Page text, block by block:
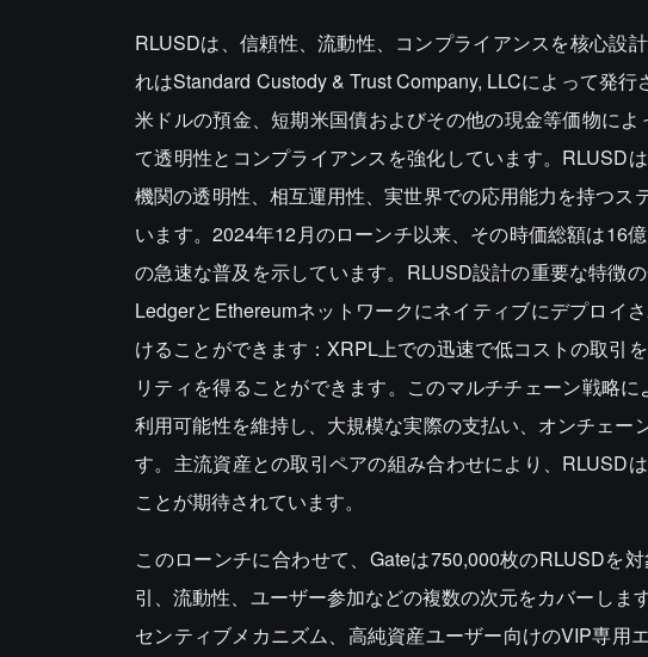
RLUSDは、信頼性、流動性、コンプライアンスを核心設
れはStandard Custody & Trust Company, LLCによって発
米ドルの預金、短期米国債およびその他の現金等価物に
て透明性とコンプライアンスを強化しています。RLUSD
機関の透明性、相互運用性、実世界での応用能力を持つ
います。2024年12月のローンチ以来、その時価総額は16
の急速な普及を示しています。RLUSD設計の重要な特徴
LedgerとEthereumネットワークにネイティブにデプロイ
けることができます：XRPL上での迅速で低コストの取引
リティを得ることができます。このマルチチェーン戦略
利用可能性を維持し、大規模な実際の支払い、オンチェ
す。主流資産との取引ペアの組み合わせにより、RLUSD
ことが期待されています。
このローンチに合わせて、Gateは750,000枚のRLUSDを
引、流動性、ユーザー参加などの複数の次元をカバーし
センティブメカニズム、高純資産ユーザー向けのVIP専用